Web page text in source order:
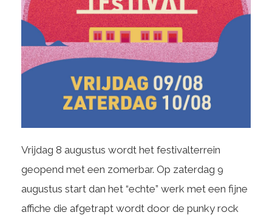
Vrijdag 8 augustus wordt het festivalterrein
geopend met een zomerbar. Op zaterdag 9
augustus start dan het “echte” werk met een fijne
affiche die afgetrapt wordt door de punky rock